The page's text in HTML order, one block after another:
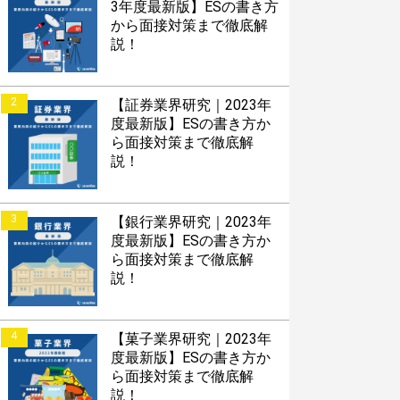
3年度最新版】ESの書き方
から面接対策まで徹底解
説！
2
【証券業界研究｜2023年
度最新版】ESの書き方か
ら面接対策まで徹底解
説！
3
【銀行業界研究｜2023年
度最新版】ESの書き方か
ら面接対策まで徹底解
説！
4
【菓子業界研究｜2023年
度最新版】ESの書き方か
ら面接対策まで徹底解
説！